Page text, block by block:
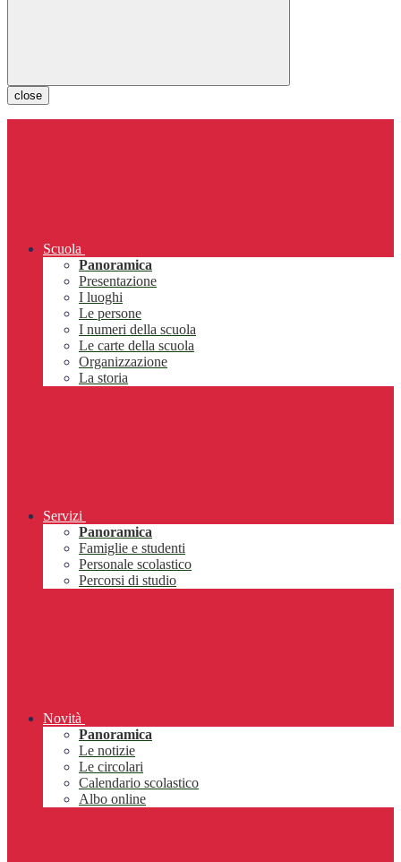
close
Scuola
Panoramica
Presentazione
I luoghi
Le persone
I numeri della scuola
Le carte della scuola
Organizzazione
La storia
Servizi
Panoramica
Famiglie e studenti
Personale scolastico
Percorsi di studio
Novità
Panoramica
Le notizie
Le circolari
Calendario scolastico
Albo online